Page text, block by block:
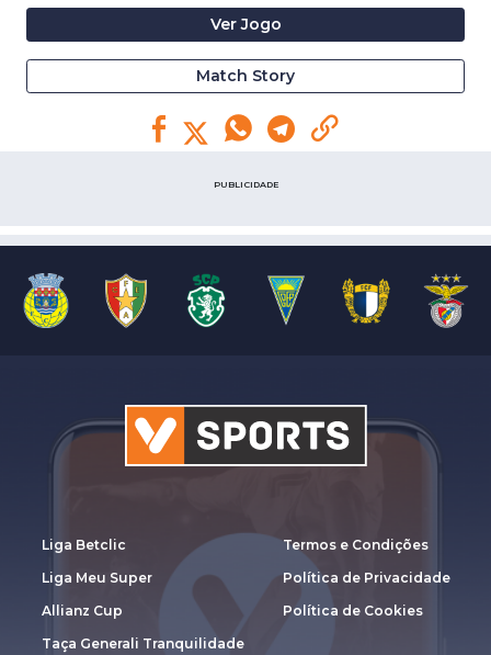
Ver Jogo
Match Story
PUBLICIDADE
Liga Betclic
Liga Meu Super
Allianz Cup
Taça Generali Tranquilidade
Termos e Condições
Política de Privacidade
Política de Cookies